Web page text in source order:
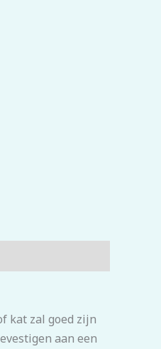
kat zal goed zijn
aan een